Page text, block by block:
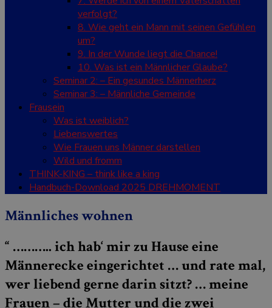
verfolgt?
8. Wie geht ein Mann mit seinen Gefühlen
um?
9. In der Wunde liegt die Chance!
10. Was ist ein Männlicher Glaube?
Seminar 2: – Ein gesundes Männerherz
Seminar 3: – Männliche Gemeinde
Frausein
Was ist weiblich?
Liebenswertes
Wie Frauen uns Männer darstellen
Wild und fromm
THINK-KING – think like a king
Handbuch-Download 2025 DREHMOMENT
Männliches wohnen
“ ……….. ich hab‘ mir zu Hause eine
Männerecke eingerichtet … und rate mal,
wer liebend gerne darin sitzt? … meine
Frauen – die Mutter und die zwei